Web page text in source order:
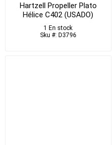
Hartzell Propeller Plato
Hélice C402 (USADO)
1 En stock
Sku #: D3796